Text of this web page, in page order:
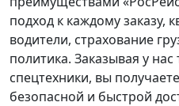
подход к каждому заказу,
водители, страхование
политика. Заказывая у
спецтехники, вы
безопасной и быстрой